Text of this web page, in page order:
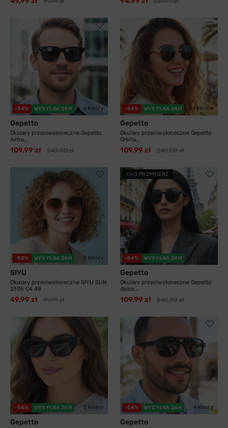
-54% WYSYŁKA 24H 4 kolory
Gepetto
Okulary przeciwsłoneczne Gepetto
Astro...
109,99 zł 240,00 zł
-54% WYSYŁKA 24H 6 kolorów
Gepetto
Okulary przeciwsłoneczne Gepetto
Orbita...
109,99 zł 240,00 zł
-50% WYSYŁKA 24H 3 kolory
SIYU
Okulary przeciwsłoneczne SIYU SUN
2305 C4 48
49,99 zł 99,99 zł
PRZYMIERZ
-54% WYSYŁKA 24H
Gepetto
Okulary przeciwsłoneczne Gepetto
Abba...
109,99 zł 240,00 zł
-54% WYSYŁKA 24H 2 kolory
Gepetto
-54% WYSYŁKA 24H 4 kolory
Gepetto